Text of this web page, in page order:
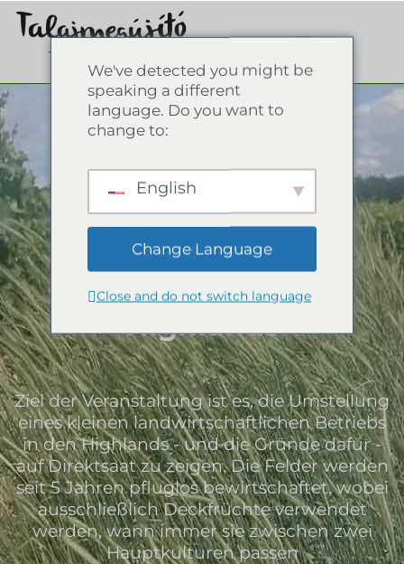
5 Jahre NO-TILL
Erfahrung eines
entschlossenen
Landwirts in den
Highlands
Ziel der Veranstaltung ist es, die Umstellung
eines kleinen landwirtschaftlichen Betriebs
in den Highlands - und die Gründe dafür -
auf Direktsaat zu zeigen. Die Felder werden
seit 5 Jahren pfluglos bewirtschaftet, wobei
ausschließlich Deckfrüchte verwendet
werden, wann immer sie zwischen zwei
Hauptkulturen passen
We've detected you might be
speaking a different
language. Do you want to
change to:
English
Change Language
Close and do not switch language